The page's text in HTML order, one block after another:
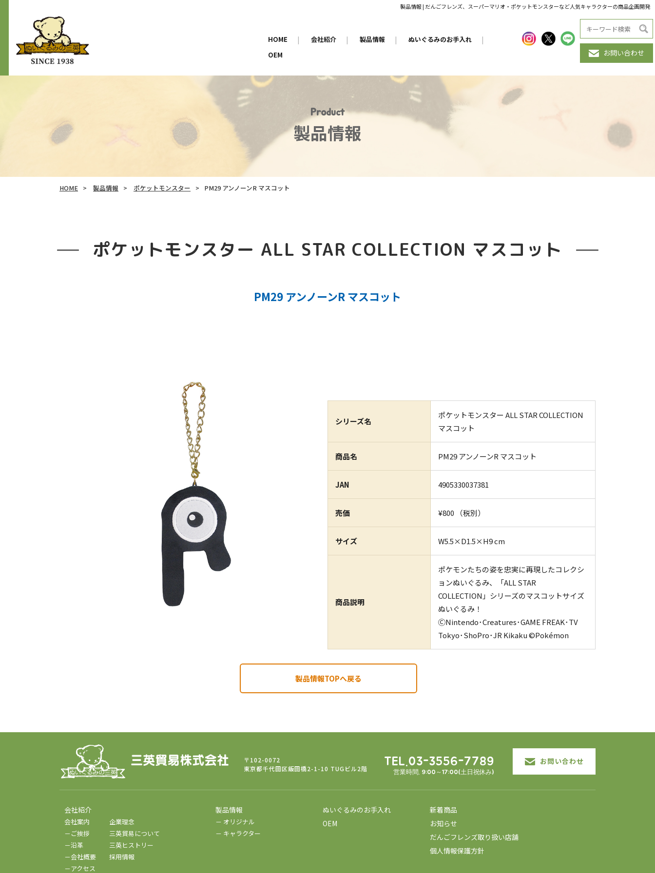
製品情報 | だんごフレンズ、スーパーマリオ・ポケットモンスターなど人気キャラクターの商品企画開発
HOME | 会社紹介 | 製品情報 | ぬいぐるみのお手入れ |
OEM お問い合わせ
Product
製品情報
HOME 製品情報 ポケットモンスター PM29 アンノーンR マスコット
ポケットモンスター ALL STAR COLLECTION マスコット
PM29 アンノーンR マスコット
シリーズ名
ポケットモンスター ALL STAR COLLECTION
マスコット
商品名 PM29 アンノーンR マスコット
JAN 4905330037381
売価 ¥800 （税別）
サイズ W5.5×D1.5×H9 cm
商品説明
ポケモンたちの姿を忠実に再現したコレクシ
ョンぬいぐるみ、「ALL STAR
COLLECTION」シリーズのマスコットサイズ
ぬいぐるみ！
ⒸNintendo･Creatures･GAME FREAK･TV
Tokyo･ShoPro･JR Kikaku ©Pokémon
製品情報TOPへ戻る
〒102-0072
東京都千代田区飯田橋2-1-10 TUGビル2階
TEL.03-3556-7789
営業時間. 9:00～17:00(土日祝休み)
お問い合わせ
会社紹介
会社案内
－ご挨拶
－沿革
－会社概要
－アクセス
企業理念
三英貿易について
三英ヒストリー
採用情報
製品情報
－ オリジナル
－ キャラクター
ぬいぐるみのお手入れ
OEM
新着商品
お知らせ
だんごフレンズ取り扱い店舗
個人情報保護方針